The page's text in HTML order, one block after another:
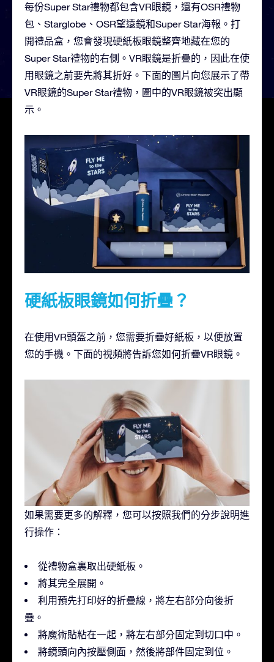
每份Super Star禮物都包含VR眼鏡，還有OSR禮物
包、Starglobe、OSR望遠鏡和Super Star海報。打
開禮品盒，您會發現硬紙板眼鏡整齊地藏在您的
Super Star禮物的右側。VR眼鏡是折疊的，因此在使
用眼鏡之前要先將其折好。下面的圖片向您展示了帶
VR眼鏡的Super Star禮物，圖中的VR眼鏡被突出顯
示。
硬紙板眼鏡如何折疊？
在使用VR頭盔之前，您需要折疊好紙板，以便放置
您的手機。下面的視頻將告訴您如何折疊VR眼鏡。
如果需要更多的解釋，您可以按照我們的分步說明進
行操作：
從禮物盒裏取出硬紙板。
將其完全展開。
利用預先打印好的折疊線，將左右部分向後折
疊。
將魔術貼粘在一起，將左右部分固定到切口中。
將鏡頭向內按壓側面，然後將部件固定到位。